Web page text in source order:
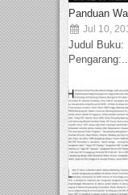
Panduan
Jul 10,
Judul Buku: